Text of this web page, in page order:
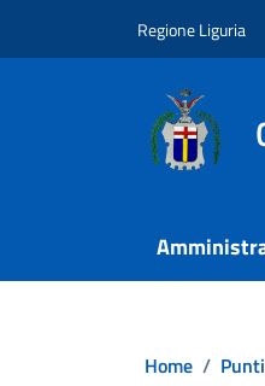
Regione Liguria
Home /